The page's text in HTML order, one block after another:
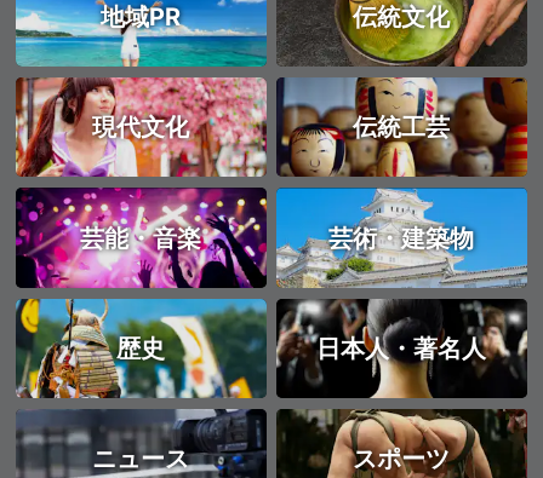
地域PR 伝統文化
現代文化 伝統工芸
芸能・音楽 芸術・建築物
歴史 日本人・著名人
ニュース スポーツ